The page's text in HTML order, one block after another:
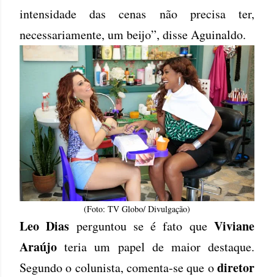
intensidade das cenas não precisa ter,
necessariamente, um beijo”, disse Aguinaldo.
(Foto: TV Globo/ Divulgação)
Leo Dias perguntou se é fato queViviane
Araújo teria um papel de maior destaque.
Segundo o colunista, comenta-se que odiretor